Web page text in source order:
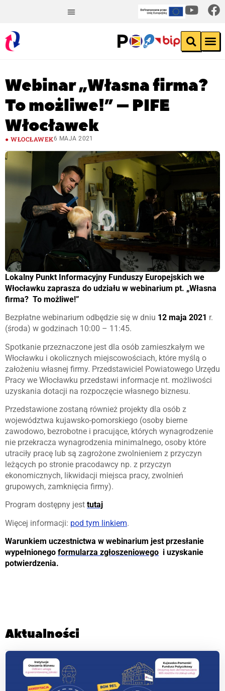
Webinar „Własna firma?
To możliwe!” – PIFE
Włocławek
WŁOCŁAWEK6 MAJA 2021
Lokalny Punkt Informacyjny Funduszy Europejskich we
Włocławku zaprasza do udziału w webinarium pt. „Własna
firma? To możliwe!”
Bezpłatne webinarium odbędzie się w dniu 12 maja 2021 r.
(środa) w godzinach 10:00 – 11:45.
Spotkanie przeznaczone jest dla osób zamieszkałym we
Włocławku i okolicznych miejscowościach, które myślą o
założeniu własnej firmy. Przedstawiciel Powiatowego Urzędu
Pracy we Włocławku przedstawi informacje nt. możliwości
uzyskania dotacji na rozpoczęcie własnego biznesu.
Przedstawione zostaną również projekty dla osób z
województwa kujawsko-pomorskiego (osoby bierne
zawodowo, bezrobotne i pracujące, których wynagrodzenie
nie przekracza wynagrodzenia minimalnego, osoby które
utraciły pracę lub są zagrożone zwolnieniem z przyczyn
leżących po stronie pracodawcy np. z przyczyn
ekonomicznych, likwidacji miejsca pracy, zwolnień
grupowych, zamknięcia firmy).
Program dostępny jest tutaj
Więcej informacji: pod tym linkiem.
Warunkiem uczestnictwa w webinarium jest przesłanie
wypełnionego formularza zgłoszeniowego i uzyskanie
potwierdzenia.
Aktualności